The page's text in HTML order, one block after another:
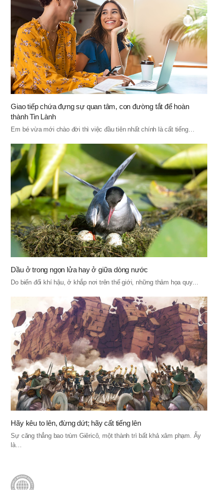
Giao tiếp chứa đựng sự quan tâm, con đường tắt để hoàn
thành Tin Lành
Em bé vừa mới chào đời thì việc đầu tiên nhất chính là cất tiếng…
Dầu ở trong ngọn lửa hay ở giữa dòng nước
Do biến đổi khí hậu, ở khắp nơi trên thế giới, những thảm họa quy…
Hãy kêu to lên, đừng dứt; hãy cất tiếng lên
Sự căng thẳng bao trùm Giêricô, một thành trì bất khả xâm phạm. Ấy
là…